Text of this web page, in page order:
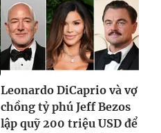
Leonardo DiCaprio và vợ
chồng tỷ phú Jeff Bezos
lập quỹ 200 triệu USD để